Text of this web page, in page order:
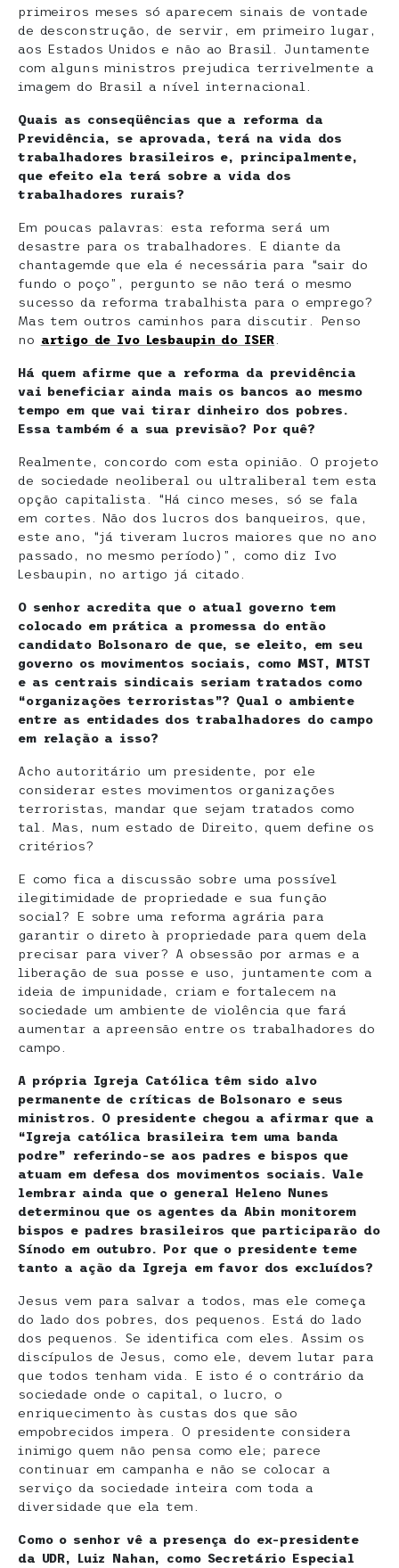
primeiros meses só aparecem sinais de vontade
de desconstrução, de servir, em primeiro lugar,
aos Estados Unidos e não ao Brasil. Juntamente
com alguns ministros prejudica terrivelmente a
imagem do Brasil a nível internacional.
Quais as conseqüências que a reforma da
Previdência, se aprovada, terá na vida dos
trabalhadores brasileiros e, principalmente,
que efeito ela terá sobre a vida dos
trabalhadores rurais?
Em poucas palavras: esta reforma será um
desastre para os trabalhadores. E diante da
chantagemde que ela é necessária para “sair do
fundo o poço”, pergunto se não terá o mesmo
sucesso da reforma trabalhista para o emprego?
Mas tem outros caminhos para discutir. Penso
no artigo de Ivo Lesbaupin do ISER
Há quem afirme que a reforma da previdência
vai beneficiar ainda mais os bancos ao mesmo
tempo em que vai tirar dinheiro dos pobres.
Essa também é a sua previsão? Por quê?
Realmente, concordo com esta opinião. O projeto
de sociedade neoliberal ou ultraliberal tem esta
opção capitalista. “Há cinco meses, só se fala
em cortes. Não dos lucros dos banqueiros, que,
este ano, “já tiveram lucros maiores que no ano
passado, no mesmo período)”, como diz Ivo
Lesbaupin, no artigo já citado.
O senhor acredita que o atual governo tem
colocado em prática a promessa do então
candidato Bolsonaro de que, se eleito, em seu
governo os movimentos sociais, como MST, MTST
e as centrais sindicais seriam tratados como
“organizações terroristas”? Qual o ambiente
entre as entidades dos trabalhadores do campo
em relação a isso?
Acho autoritário um presidente, por ele
considerar estes movimentos organizações
terroristas, mandar que sejam tratados como
tal. Mas, num estado de Direito, quem define os
critérios?
E como fica a discussão sobre uma possível
ilegitimidade de propriedade e sua função
social? E sobre uma reforma agrária para
garantir o direto à propriedade para quem dela
precisar para viver? A obsessão por armas e a
liberação de sua posse e uso, juntamente com a
ideia de impunidade, criam e fortalecem na
sociedade um ambiente de violência que fará
aumentar a apreensão entre os trabalhadores do
campo.
A própria Igreja Católica têm sido alvo
permanente de críticas de Bolsonaro e seus
ministros. O presidente chegou a afirmar que a
“Igreja católica brasileira tem uma banda
podre” referindo-se aos padres e bispos que
atuam em defesa dos movimentos sociais. Vale
lembrar ainda que o general Heleno Nunes
determinou que os agentes da Abin monitorem
bispos e padres brasileiros que participarão do
Sínodo em outubro. Por que o presidente teme
tanto a ação da Igreja em favor dos excluídos?
Jesus vem para salvar a todos, mas ele começa
do lado dos pobres, dos pequenos. Está do lado
dos pequenos. Se identifica com eles. Assim os
discípulos de Jesus, como ele, devem lutar para
que todos tenham vida. E isto é o contrário da
sociedade onde o capital, o lucro, o
enriquecimento às custas dos que são
empobrecidos impera. O presidente considera
inimigo quem não pensa como ele; parece
continuar em campanha e não se colocar a
serviço da sociedade inteira com toda a
diversidade que ela tem.
Como o senhor vê a presença do ex-presidente
da UDR, Luiz Nahan, como Secretário Especial